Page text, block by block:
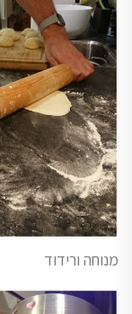
מנוחה ורידוד